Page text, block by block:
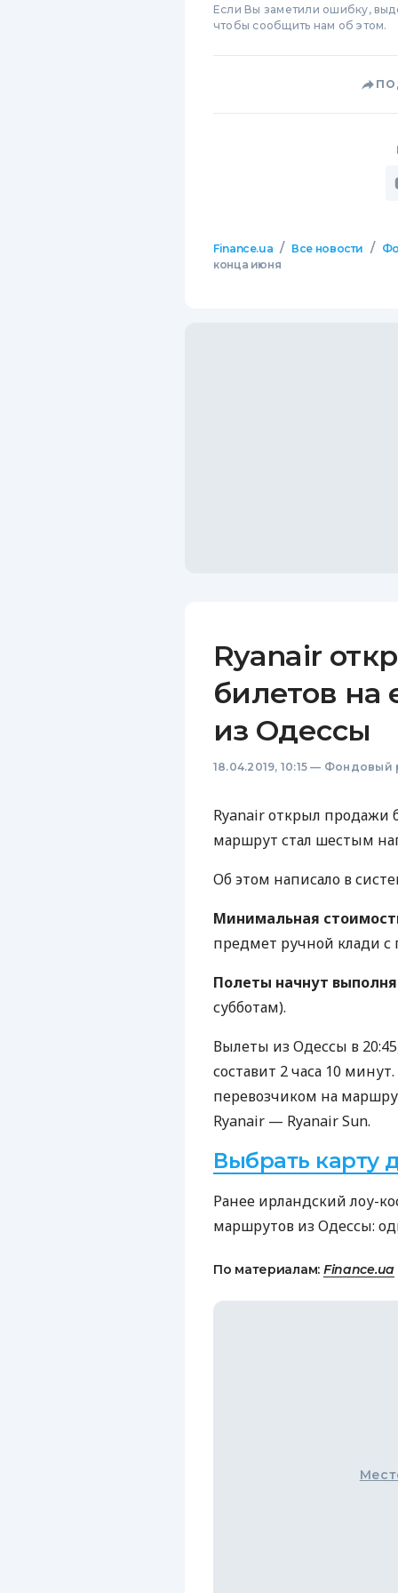
Если Вы заметили ошибку,
чтобы сообщить нам об этом.
Finance.ua / Все новости /
конца июня
Ryanair
билетов
из Одессы
18.04.2019, 10:15 — Фондовый
Ryanair открыл продажи
маршрут стал шестым
Об этом написало в
Минимальная
предмет ручной клади с
Полеты начнут
субботам).
Вылеты из Одессы в
составит 2 часа 10
перевозчиком на
Ryanair — Ryanair Sun.
Выбрать карту
Ранее ирландский лоу-
маршрутов из Одессы:
По материалам: Finance.ua